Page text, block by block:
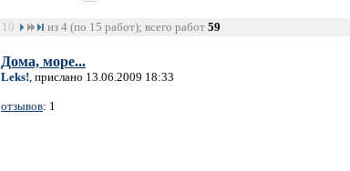
10 из 4 (по 15 работ); всего работ 59
Дома, море...
Leks!, прислано 13.06.2009 18:33
отзывов: 1